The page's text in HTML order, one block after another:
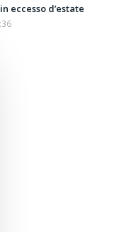
eccesso d’estate